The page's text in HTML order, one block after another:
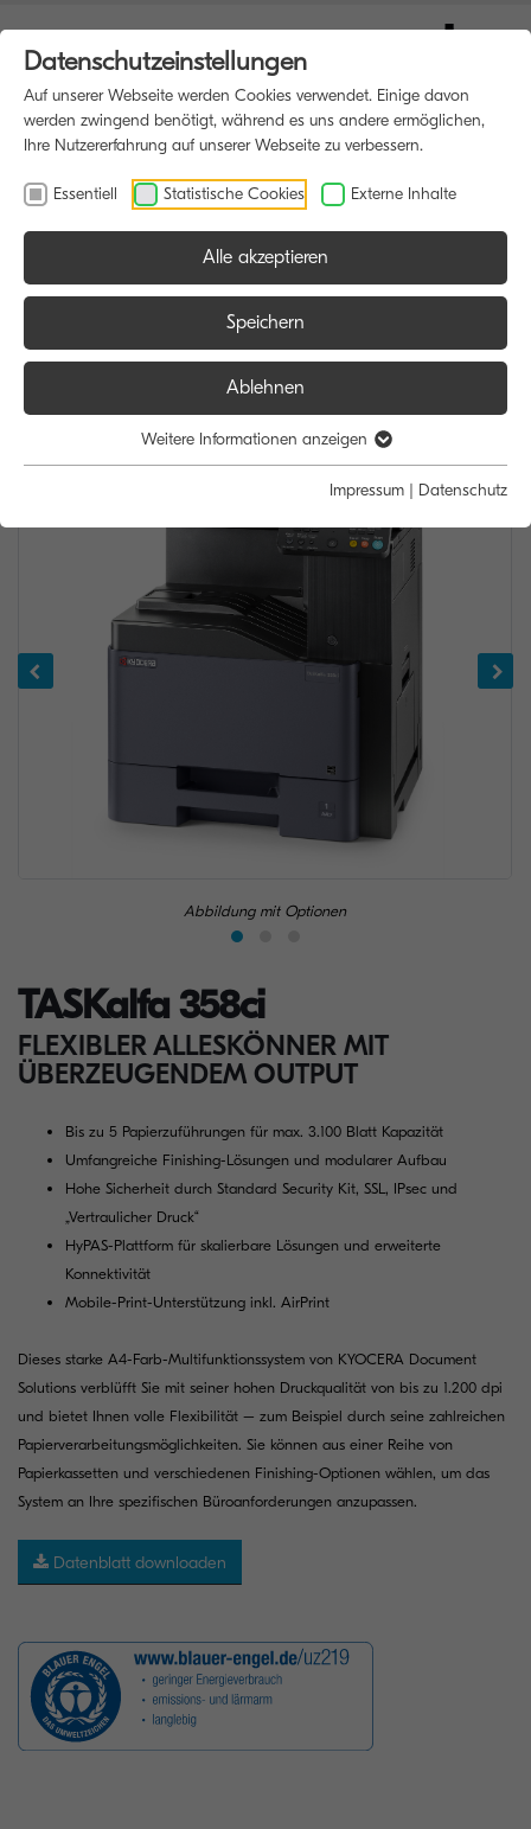
Abbildung mit Optionen
TASKalfa 358ci
FLEXIBLER ALLESKÖNNER MIT
ÜBERZEUGENDEM OUTPUT
Bis zu 5 Papierzuführungen für max. 3.100 Blatt Kapazität
Umfangreiche Finishing-Lösungen und modularer Aufbau
Hohe Sicherheit durch Standard Security Kit, SSL, IPsec und
„Vertraulicher Druck“
HyPAS-Plattform für skalierbare Lösungen und erweiterte
Konnektivität
Mobile-Print-Unterstützung inkl. AirPrint
Dieses starke A4-Farb-Multifunktionssystem von KYOCERA Document
Solutions verblüfft Sie mit seiner hohen Druckqualität von bis zu 1.200 dpi
und bietet Ihnen volle Flexibilität – zum Beispiel durch seine zahlreichen
Papierverarbeitungsmöglichkeiten. Sie können aus einer Reihe von
Papierkassetten und verschiedenen Finishing-Optionen wählen, um das
System an Ihre spezifischen Büroanforderungen anzupassen.
Datenblatt downloaden
Datenschutzeinstellungen
Auf unserer Webseite werden Cookies verwendet. Einige davon
werden zwingend benötigt, während es uns andere ermöglichen,
Ihre Nutzererfahrung auf unserer Webseite zu verbessern.
Essentiell Statistische Cookies Externe Inhalte
Alle akzeptieren
Speichern
Ablehnen
Weitere Informationen anzeigen
Impressum | Datenschutz